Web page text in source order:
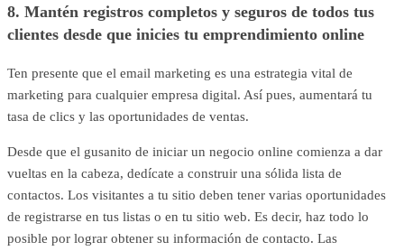
8. Mantén registros completos y seguros de todos tus
clientes desde que inicies tu emprendimiento online
Ten presente que el email marketing es una estrategia vital de
marketing para cualquier empresa digital. Así pues, aumentará tu
tasa de clics y las oportunidades de ventas.
Desde que el gusanito de iniciar un negocio online comienza a dar
vueltas en la cabeza, dedícate a construir una sólida lista de
contactos. Los visitantes a tu sitio deben tener varias oportunidades
de registrarse en tus listas o en tu sitio web. Es decir, haz todo lo
posible por lograr obtener su información de contacto. Las